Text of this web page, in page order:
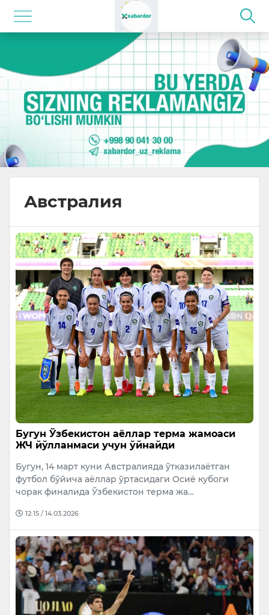
Австралия
Бугун Ўзбекистон аёллар терма жамоаси
ЖЧ йўлланмаси учун ўйнайди
Бугун, 14 март куни Австралияда ўтказилаётган
футбол бўйича аёллар ўртасидаги Осиё кубоги
чорак финалида Ўзбекистон терма жа…
12:15 / 14.03.2026